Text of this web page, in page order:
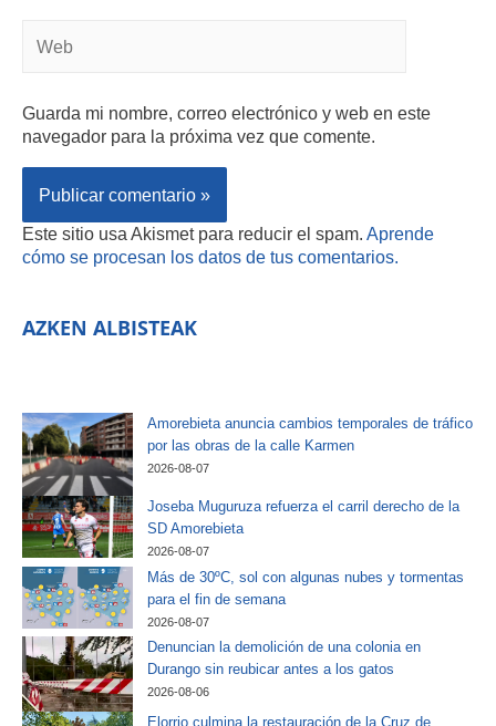
Guarda mi nombre, correo electrónico y web en este
navegador para la próxima vez que comente.
Este sitio usa Akismet para reducir el spam. Aprende
cómo se procesan los datos de tus comentarios.
AZKEN ALBISTEAK
Amorebieta anuncia cambios temporales de tráfico
por las obras de la calle Karmen
2026-08-07
Joseba Muguruza refuerza el carril derecho de la
SD Amorebieta
2026-08-07
Más de 30ºC, sol con algunas nubes y tormentas
para el fin de semana
2026-08-07
Denuncian la demolición de una colonia en
Durango sin reubicar antes a los gatos
2026-08-06
Elorrio culmina la restauración de la Cruz de